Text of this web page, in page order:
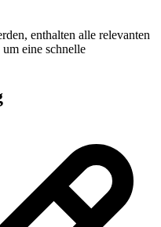
enthalten alle relevanten
eine schnelle